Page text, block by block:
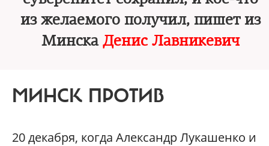
из желаемого получил, пишет из
Минска Денис Лавникевич
МИНСК ПРОТИВ
20 декабря, когда Александр Лукашенко и